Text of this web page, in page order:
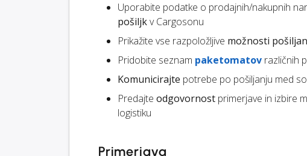
Uporabite podatke o prodajnih/nakupnih
pošiljkv Cargosonu
Prikažite vse razpoložljive možnosti
Pridobite seznam paketomatov različnih
Komunicirajte potrebe po pošiljanju med
Predajte odgovornost primerjave in izbire
logistiku
Primerjava